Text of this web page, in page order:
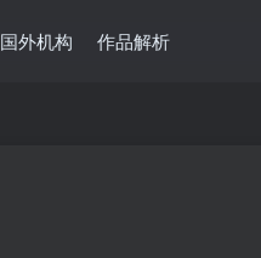
国外机构 作品解析